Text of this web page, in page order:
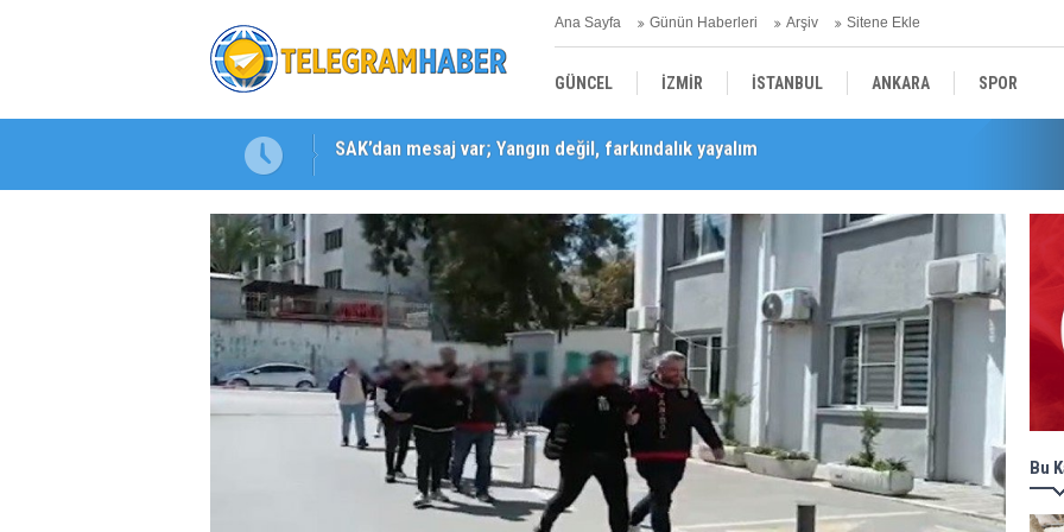
Ana Sayfa Günün Haberleri Arşiv Sitene Ekle
GÜNCEL İZMİR İSTANBUL ANKARA SPOR
YEREL SAĞLIK
SAK’dan mesaj var; Yangın değil, farkındalık yayalım
Karabağlar ‘da Gazeteci Barış Selçuk saygıyla anıldı
Bu